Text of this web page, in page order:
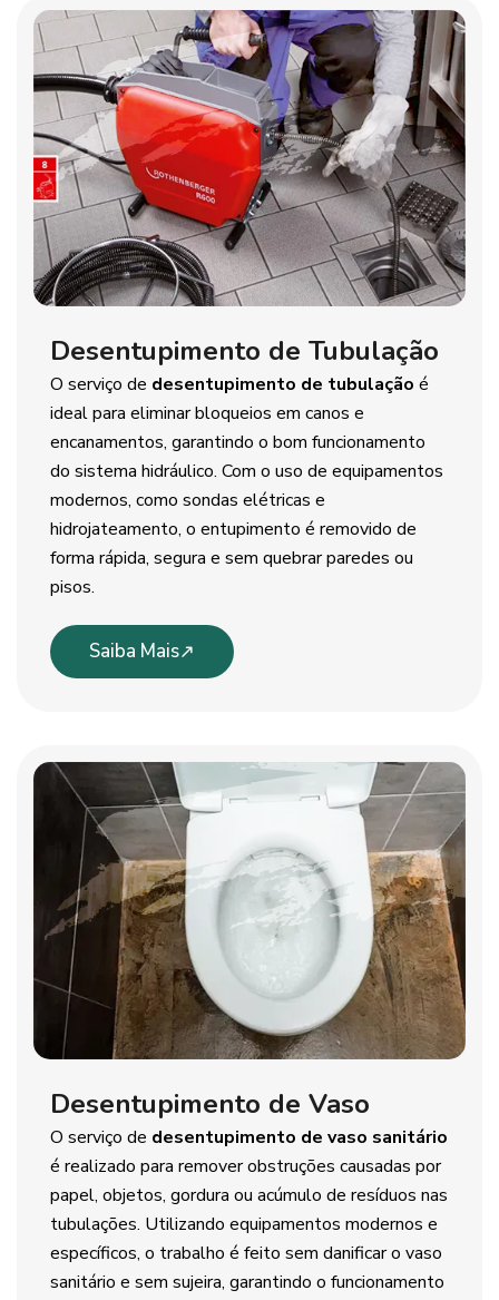
Desentupimento de Tubulação
O serviço de desentupimento de tubulação é
ideal para eliminar bloqueios em canos e
encanamentos, garantindo o bom funcionamento
do sistema hidráulico. Com o uso de equipamentos
modernos, como sondas elétricas e
hidrojateamento, o entupimento é removido de
forma rápida, segura e sem quebrar paredes ou
pisos.
Saiba Mais
Desentupimento de Vaso
O serviço de desentupimento de vaso sanitário
é realizado para remover obstruções causadas por
papel, objetos, gordura ou acúmulo de resíduos nas
tubulações. Utilizando equipamentos modernos e
específicos, o trabalho é feito sem danificar o vaso
sanitário e sem sujeira, garantindo o funcionamento